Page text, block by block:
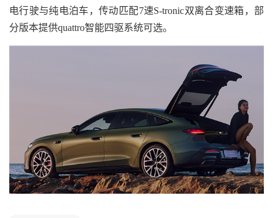
电行驶与纯电泊车，传动匹配7速S-tronic双离合变速箱，部
分版本提供quattro智能四驱系统可选。